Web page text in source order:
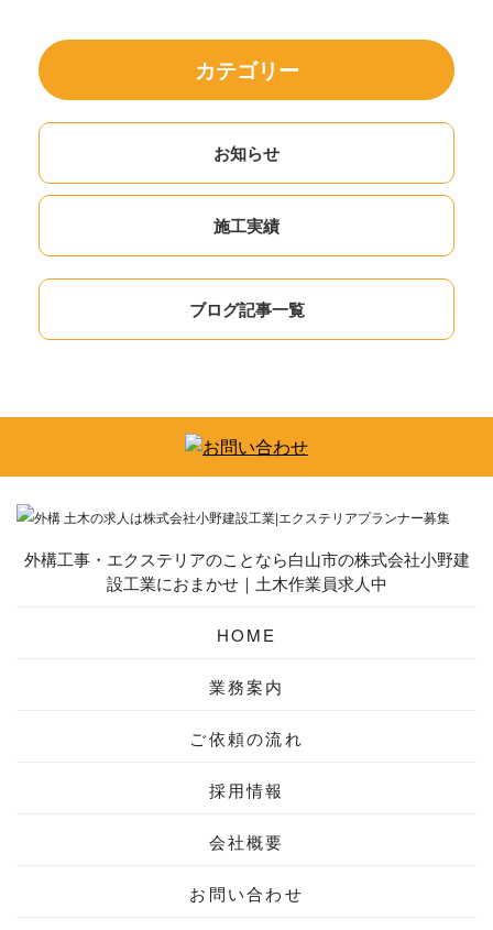
カテゴリー
お知らせ
施工実績
ブログ記事一覧
外構工事・エクステリアのことなら白山市の株式会社小野建
設工業におまかせ｜土木作業員求人中
HOME
業務案内
ご依頼の流れ
採用情報
会社概要
お問い合わせ